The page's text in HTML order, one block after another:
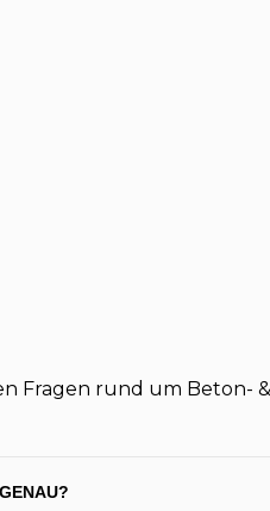
Fragen rund um Beton-